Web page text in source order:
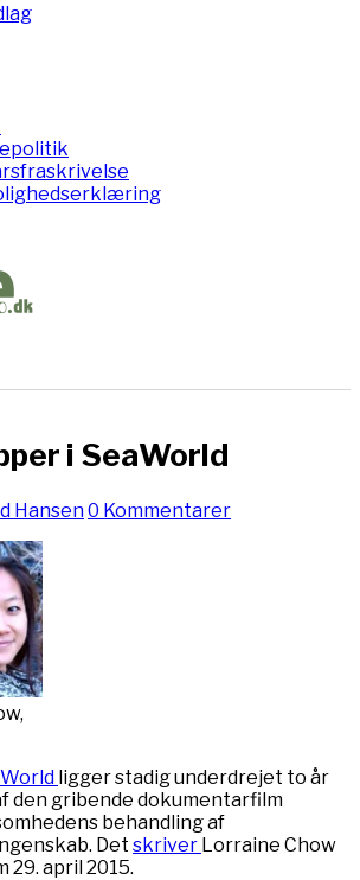
i SeaWorld
Hansen0 Kommentarer
ligger stadig underdrejet to år
den gribende dokumentarfilm
behandling af
Det skriver Lorraine Chow
29. april 2015.